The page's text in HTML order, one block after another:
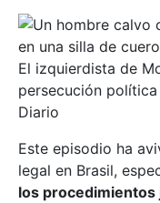
El izquierdista de
persecución
Diario
Este episodio ha
legal en Brasil,
los procedimientos